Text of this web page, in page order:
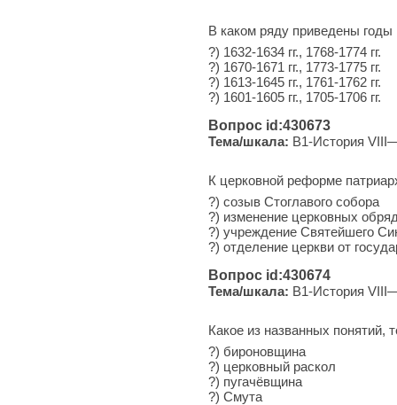
В каком ряду приведены годы
?) 1632-1634 гг., 1768-1774 гг.
?) 1670-1671 гг., 1773-1775 гг.
?) 1613-1645 гг., 1761-1762 гг.
?) 1601-1605 гг., 1705-1706 гг.
Вопрос id:430673
Тема/шкала: B1-История
К церковной реформе
?) созыв Стоглавого собора
?) изменение церковных
?) учреждение Святейшего
?) отделение церкви от
Вопрос id:430674
Тема/шкала: B1-История
Какое из названных понятий,
?) бироновщина
?) церковный раскол
?) пугачёвщина
?) Смута